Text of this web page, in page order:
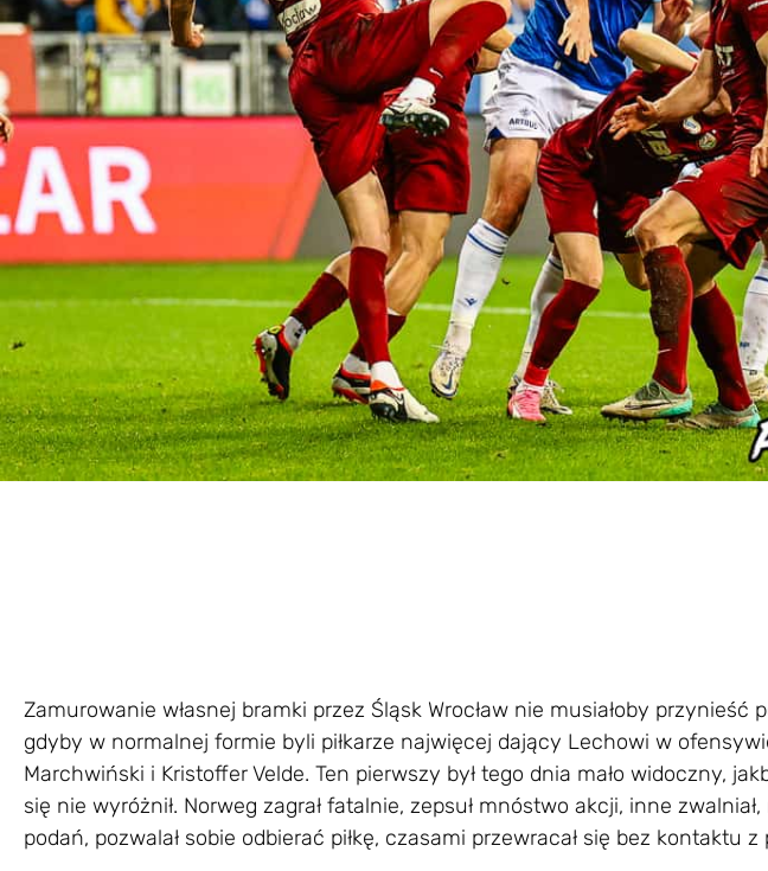
Zamurowanie własnej bramki przez Śląsk Wrocław nie musiałoby przynieść
gdyby w normalnej formie byli piłkarze najwięcej dający Lechowi w
Marchwiński i Kristoffer Velde. Ten pierwszy był tego dnia mało widoczny,
się nie wyróżnił. Norweg zagrał fatalnie, zepsuł mnóstwo akcji, inne zwalniał,
podań, pozwalał sobie odbierać piłkę, czasami przewracał się bez kontaktu